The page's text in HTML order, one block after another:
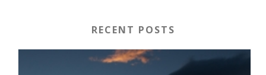
RECENT POSTS